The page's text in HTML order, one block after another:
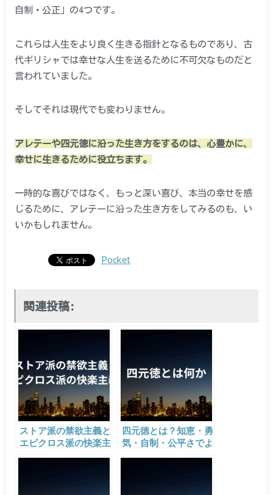
自制・公正」の4つです。
これらは人生をより良く生きる指針となるものであり、古
代ギリシャでは幸せな人生を送るために不可欠なものだと
言われていました。
そしてそれは現代でも変わりません。
アレテーや四元徳に沿った生き方をするのは、心豊かに、
幸せに生きるために役立ちます。
一時的な喜びではなく、もっと深い喜び、本当の幸せを感
じるために、アレテーに沿った生き方をしてみるのも、い
いかもしれません。
Pocket
関連投稿:
ストア派の禁欲主義と
エピクロス派の快楽主
四元徳とは？知恵・勇
気・自制・公平さでよ